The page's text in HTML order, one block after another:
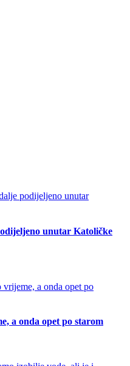
unutar Katoličke
a onda opet po starom